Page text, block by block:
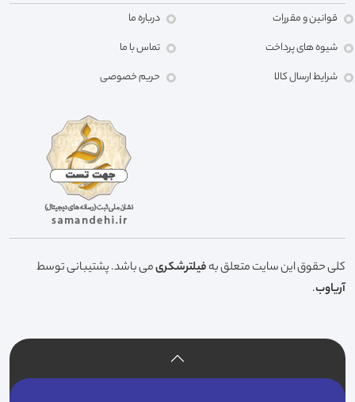
قوانین و مقررات
شیوه های پرداخت
شرایط ارسال کالا
درباره ما
تماس با ما
حریم خصوصی
کلی حقوق این سایت متعلق بهفیلترشکریمی باشد. پشتیبانی توسط
آریاوب.